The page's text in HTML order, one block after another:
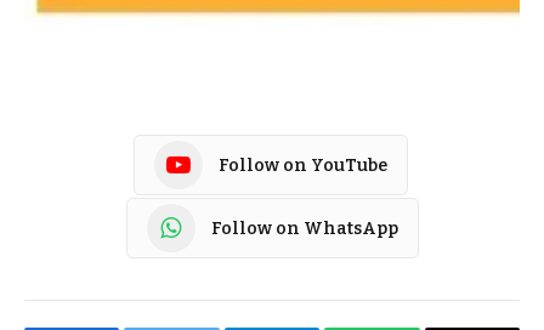
Follow on YouTube
Follow on WhatsApp